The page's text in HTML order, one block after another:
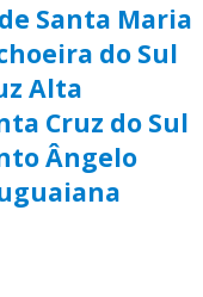
Santa Maria
do Sul
Alta
Cruz do Sul
Ângelo